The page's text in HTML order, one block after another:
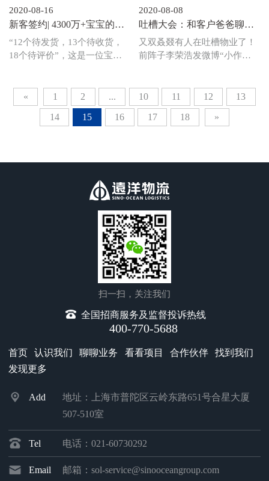
推进物流园区项目的工程建
设，在确保工程质量及安全生
年的工作目标。在疫情防控趋
于稳定的八月，远洋物流开发
嘉兴乍浦项目举行了“聚焦业
务、分享经验”的专业交流会
及团队建设活动。
2020-08-16
新客签约| 4300万+宝宝的健
康生活由远洋物流共同守
护！
“12个待发货，13个待收货，
18个待评价”，这是一位宝妈
母婴市场带来机遇的同时也加
速着供应链各环节的竞争和迭
代，而物流仓储则是行业发展
业园迎来优质新客上海贝易电
称“贝易”）的成功入驻，开启
了远洋物流在母婴新零售这条
2020-08-08
吐槽大会：和客户爸爸聊聊
这些年园区生活的“血与
泪”！
又双叒叕有人在吐槽物业了！
前阵子李荣浩发微博“小作
国吐槽的物业部门可否取消？
而在物流园内经历过“风雨飘
摇”的客户爸爸，聊起那些糟
一聊，那些和物流园区服务有
杆示范园“嘉兴南湖项目为例
品一品好服务到底怎么干？
« 1 2 ... 10 11 12
13
14
15 16 17 18 »
扫一扫，关注我们
全国招商服务及监督投诉热线
400-770-5688
首页 认识我们 聊聊业务 看看项目 合作伙伴
找到我们
发现更多
Add
地址：上海市普陀区云岭东路651号合星大厦
507-510室
Tel 电话：021-60730292
Email 邮箱：sol-service@sinooceangroup.com